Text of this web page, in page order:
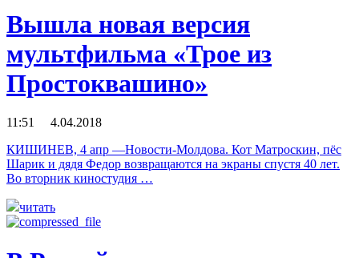
Вышла новая версия
мультфильма «Трое из
Простоквашино»
11:51 4.04.2018
КИШИНЕВ, 4 апр —Новости-Молдова. Кот Матроскин, пёс
Шарик и дядя Федор возвращаются на экраны спустя 40 лет.
Во вторник киностудия …
читать